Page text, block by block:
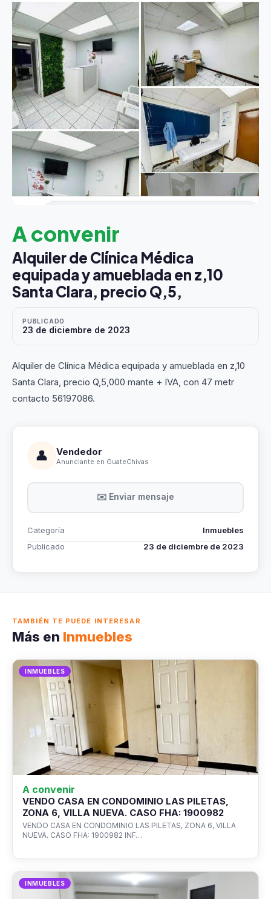
A convenir
Alquiler de Clínica Médica
equipada y amueblada en z,10
Santa Clara, precio Q,5,
PUBLICADO
23 de diciembre de 2023
Alquiler de Clínica Médica equipada y amueblada en z,10
Santa Clara, precio Q,5,000 mante + IVA, con 47 metr
contacto 56197086.
👤 Vendedor
Anunciante en GuateChivas
✉️ Enviar mensaje
Categoría
Inmuebles
Publicado
23 de diciembre de 2023
TAMBIÉN TE PUEDE INTERESAR
Más en Inmuebles
INMUEBLES
A convenir
VENDO CASA EN CONDOMINIO LAS PILETAS,
ZONA 6, VILLA NUEVA. CASO FHA: 1900982
VENDO CASA EN CONDOMINIO LAS PILETAS, ZONA 6, VILLA
NUEVA. CASO FHA: 1900982 INF…
INMUEBLES